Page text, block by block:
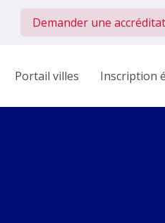
Demander une
Portail villes Inscription